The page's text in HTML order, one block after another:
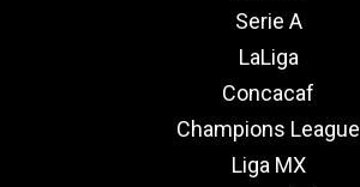
Serie A
LaLiga
Concacaf
Champions League
Liga MX